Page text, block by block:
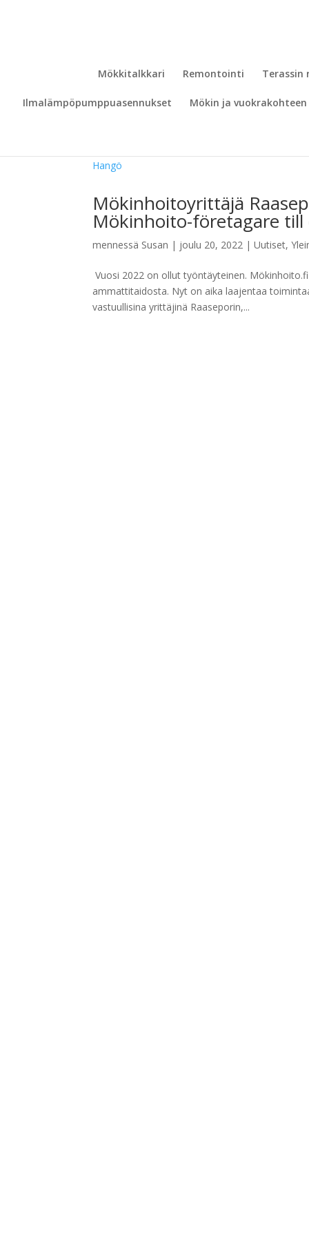
Mökkitalkkari Remontointi Terassin
Ilmalämpöpumppuasennukset Mökin ja
Mökinhoitoyrittäjä
Mökinhoito-företagare till
mennessä Susan | joulu 20, 2022 |Uutiset,
Vuosi 2022 on ollut työntäyteinen.
ammattitaidosta. Nyt on aika laajentaa
vastuullisina yrittäjinä Raaseporin,...